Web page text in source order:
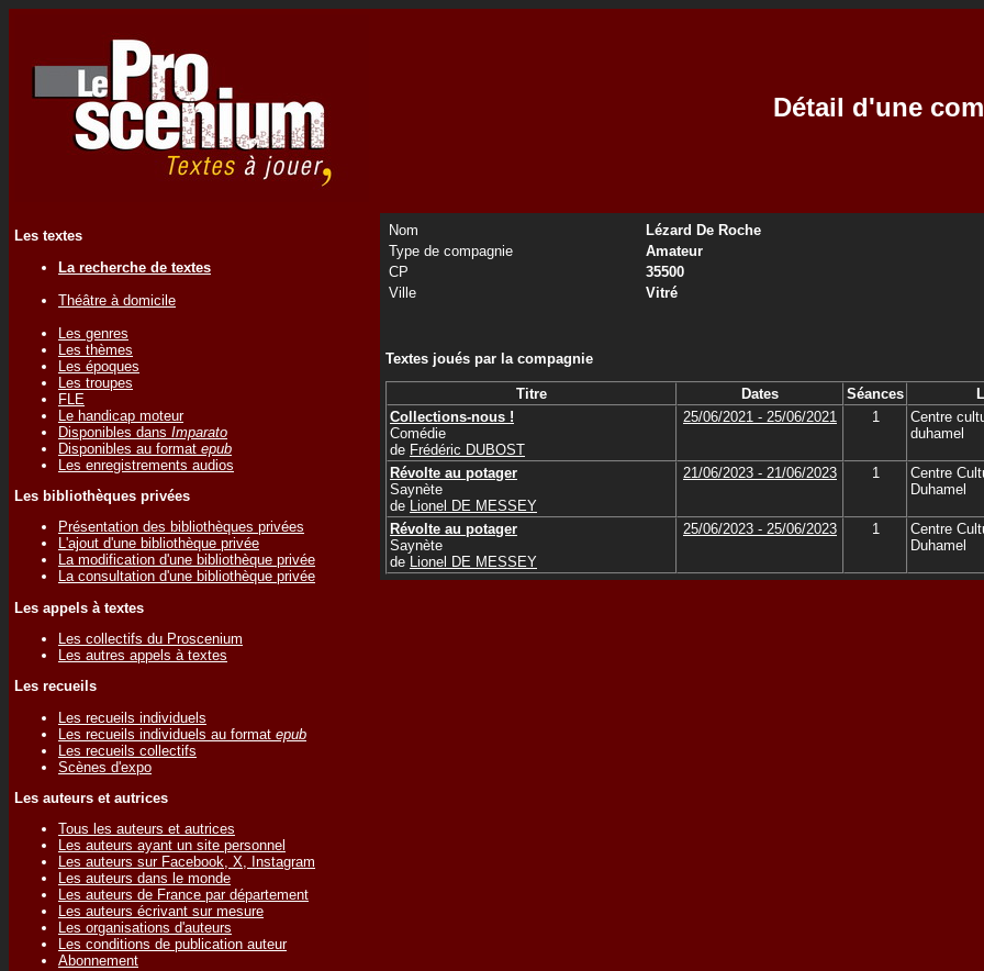
Détail d'une
Les textes
La recherche de textes
Théâtre à domicile
Les genres
Les thèmes
Les époques
Les troupes
FLE
Le handicap moteur
Disponibles dans Imparato
Disponibles au format epub
Les enregistrements audios
Les bibliothèques privées
Présentation des bibliothèques privées
L'ajout d'une bibliothèque privée
La modification d'une bibliothèque privée
La consultation d'une bibliothèque privée
Les appels à textes
Les collectifs du Proscenium
Les autres appels à textes
Les recueils
Les recueils individuels
Les recueils individuels au format epub
Les recueils collectifs
Scènes d'expo
Les auteurs et autrices
Tous les auteurs et autrices
Les auteurs ayant un site personnel
Les auteurs sur Facebook, X, Instagram
Les auteurs dans le monde
Les auteurs de France par département
Les auteurs écrivant sur mesure
Les organisations d'auteurs
Les conditions de publication auteur
Abonnement
Nom
Lézard De Roche
Type de compagnie
Amateur
CP
35500
Ville
Vitré
Textes joués par la compagnie
Titre Dates Séances
Collections-nous !
Comédie
de Frédéric DUBOST
25/06/2021 - 25/06/2021 1
Centre
duhamel
Révolte au potager
Saynète
de
Lionel DE MESSEY
21/06/2023 - 21/06/2023 1
Centre
Duhamel
Révolte au potager
Saynète
de
Lionel DE MESSEY
25/06/2023 - 25/06/2023 1
Centre
Duhamel